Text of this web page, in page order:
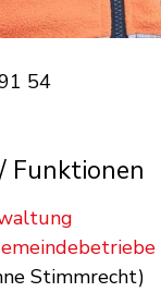
54
Funktionen
Stimmrecht)